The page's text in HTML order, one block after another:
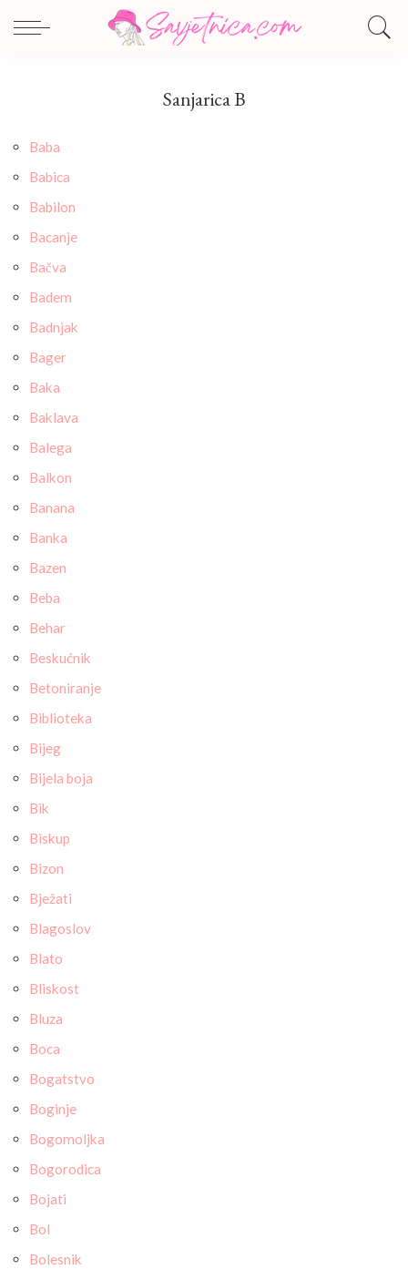
Sanjarica B
Baba
Babica
Babilon
Bacanje
Bačva
Badem
Badnjak
Bager
Baka
Baklava
Balega
Balkon
Banana
Banka
Bazen
Beba
Behar
Beskućnik
Betoniranje
Biblioteka
Bijeg
Bijela boja
Bik
Biskup
Bizon
Bježati
Blagoslov
Blato
Bliskost
Bluza
Boca
Bogatstvo
Boginje
Bogomoljka
Bogorodica
Bojati
Bol
Bolesnik